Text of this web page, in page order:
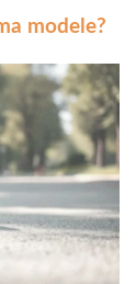
modele?